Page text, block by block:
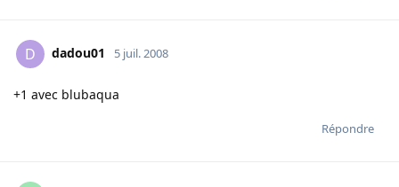
D dadou01 5 juil. 2008
+1 avec blubaqua
Répondre